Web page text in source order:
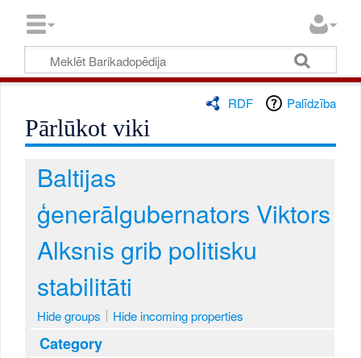
RDF Palīdzība
Pārlūkot viki
Baltijas
ģenerālgubernators Viktors
Alksnis grib politisku
stabilitāti
Hide groups Hide incoming properties
Category